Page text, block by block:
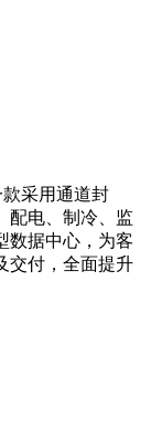
采用通道封
配电、制冷、监
数据中心，为客
交付，全面提升